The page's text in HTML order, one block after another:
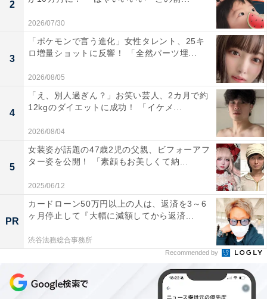
2
2026/07/30
3
「ポケモンで言う進化」女性タレント、25キ
ロ増量ショットに反響！ 「全然パーツ埋...
2026/08/05
4
「え、別人過ぎん？」お笑い芸人、2カ月で約
12kgのダイエットに成功！ 「イケメ...
2026/08/04
5
女装姿が話題の47歳2児の父親、ビフォーアフ
ター姿を公開！ 「素顔もお美しくて納...
2025/06/12
PR
カードローン50万円以上の人は、返済を3～6
ヶ月停止して『大幅に減額してから返済...
渋谷法務総合事務所
Recommended by